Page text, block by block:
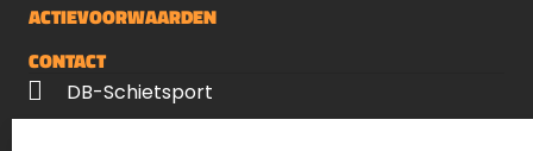
ACTIEVOORWAARDEN
CONTACT
DB-Schietsport